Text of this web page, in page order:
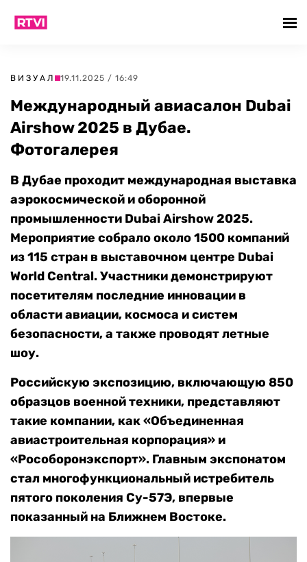
ВИЗУАЛ 19.11.2025 / 16:49
Международный авиасалон Dubai
Airshow 2025 в Дубае.
Фотогалерея
В Дубае проходит международная выставка
аэрокосмической и оборонной
промышленности Dubai Airshow 2025.
Мероприятие собрало около 1500 компаний
из 115 стран в выставочном центре Dubai
World Central. Участники демонстрируют
посетителям последние инновации в
области авиации, космоса и систем
безопасности, а также проводят летные
шоу.
Российскую экспозицию, включающую 850
образцов военной техники, представляют
такие компании, как «Объединенная
авиастроительная корпорация» и
«Рособоронэкспорт». Главным экспонатом
стал многофункциональный истребитель
пятого поколения Су-57Э, впервые
показанный на Ближнем Востоке.